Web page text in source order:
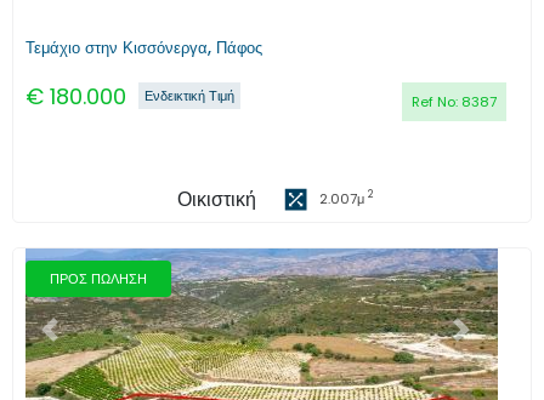
Τεμάχιο στην Κισσόνεργα, Πάφος
€ 180.000 Ref No: 8387
Ενδεικτική Τιμή
Οικιστική 2.007μ 2
ΠΡΟΣ ΠΩΛΗΣΗ
Προηγούμενο Επόμενο